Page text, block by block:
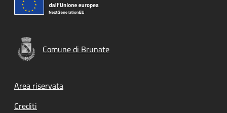
Comune di Brunate
Footer menu
Area riservata
Crediti